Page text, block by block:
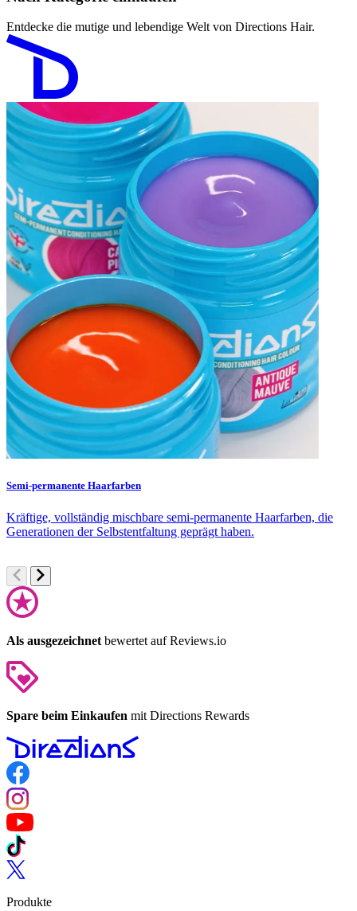
Entdecke die mutige und lebendige Welt von Directions Hair.
Semi-permanente Haarfarben
Kräftige, vollständig mischbare semi-permanente Haarfarben, die
Generationen der Selbstentfaltung geprägt haben.
Als ausgezeichnet bewertet auf Reviews.io
Spare beim Einkaufen mit Directions Rewards
Follow us on Facebook
Follow us on Instagram
Follow us on YouTube
Follow us on TikTok
Follow us on Twitter
Produkte